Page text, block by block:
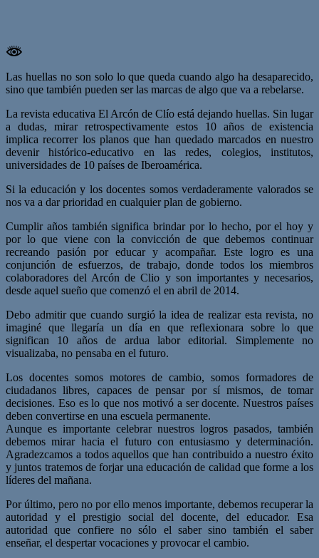
Las huellas no son solo lo que queda cuando algo ha desaparecido,
sino que también pueden ser las marcas de algo que va a rebelarse.
La revista educativa El Arcón de Clío está dejando huellas. Sin lugar
a dudas, mirar retrospectivamente estos 10 años de existencia
implica recorrer los planos que han quedado marcados en nuestro
devenir histórico-educativo en las redes, colegios, institutos,
universidades de 10 países de Iberoamérica.
Si la educación y los docentes somos verdaderamente valorados se
nos va a dar prioridad en cualquier plan de gobierno.
Cumplir años también significa brindar por lo hecho, por el hoy y
por lo que viene con la convicción de que debemos continuar
recreando pasión por educar y acompañar. Este logro es una
conjunción de esfuerzos, de trabajo, donde todos los miembros
colaboradores del Arcón de Clio y son importantes y necesarios,
desde aquel sueño que comenzó el en abril de 2014.
Debo admitir que cuando surgió la idea de realizar esta revista, no
imaginé que llegaría un día en que reflexionara sobre lo que
significan 10 años de ardua labor editorial. Simplemente no
visualizaba, no pensaba en el futuro.
Los docentes somos motores de cambio, somos formadores de
ciudadanos libres, capaces de pensar por sí mismos, de tomar
decisiones. Eso es lo que nos motivó a ser docente. Nuestros países
deben convertirse en una escuela permanente.
Aunque es importante celebrar nuestros logros pasados, también
debemos mirar hacia el futuro con entusiasmo y determinación.
Agradezcamos a todos aquellos que han contribuido a nuestro éxito
y juntos tratemos de forjar una educación de calidad que forme a los
líderes del mañana.
Por último, pero no por ello menos importante, debemos recuperar la
autoridad y el prestigio social del docente, del educador. Esa
autoridad que confiere no sólo el saber sino también el saber
enseñar, el despertar vocaciones y provocar el cambio.